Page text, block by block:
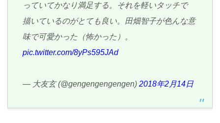
っていてかなり満足する。それを軽いタッチで
描いているのがとても良い。田畑智子が色んな意
味で可愛かった（怖かった）。
pic.twitter.com/8yPs595JAd
— 大友玄 (@gengengengengen) 2018年2月14日